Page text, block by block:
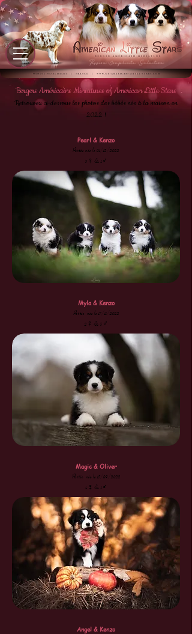
Bergers Américains Miniatures of American Little Stars
Retrouvez ci-dessous les photos des bébés nés à la maison en
2022 !
Pearl & Kenzo
Portée née le 01/12/2022
3♀ & 1♂
Myla & Kenzo
Portée née le 17/11/2022
2♀ & 3♂
Magic & Oliver
Portée née le 15/09/2022
4♀ & 1♂
Angel & Kenzo